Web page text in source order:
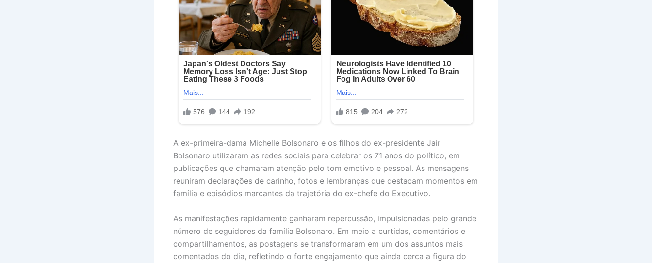
A ex-primeira-dama Michelle Bolsonaro e os filhos do ex-presidente Jair
Bolsonaro utilizaram as redes sociais para celebrar os 71 anos do político, em
publicações que chamaram atenção pelo tom emotivo e pessoal. As mensagens
reuniram declarações de carinho, fotos e lembranças que destacam momentos em
família e episódios marcantes da trajetória do ex-chefe do Executivo.
As manifestações rapidamente ganharam repercussão, impulsionadas pelo grande
número de seguidores da família Bolsonaro. Em meio a curtidas, comentários e
compartilhamentos, as postagens se transformaram em um dos assuntos mais
comentados do dia, refletindo o forte engajamento que ainda cerca a figura do